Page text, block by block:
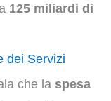
125 miliardi di
dei Servizi
che la spesa